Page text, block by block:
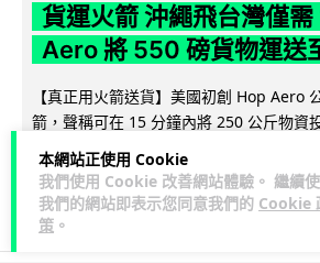
本網站正使用 Cookie
我們使用 Cookie 改善網站體驗。 繼續
我們的網站即表示您同意我們的 Cookie
策 。
貨運火箭 沖繩飛台灣僅
Aero 將 550 磅貨物運送
【真正用火箭送貨】美國初創 Hop Aero
箭，聲稱可在 15 分鐘內將 250 公斤物資
以沖繩... 閱讀全文
52 6↗ 分享